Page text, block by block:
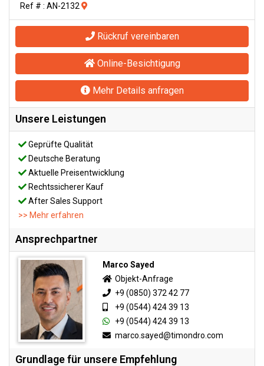
Ref # : AN-2132
Rückruf vereinbaren
Online-Besichtigung
Mehr Details anfragen
Unsere Leistungen
Geprüfte Qualität
Deutsche Beratung
Aktuelle Preisentwicklung
Rechtssicherer Kauf
After Sales Support
>> Mehr erfahren
Ansprechpartner
Marco Sayed
Objekt-Anfrage
+9 (0850) 372 42 77
+9 (0544) 424 39 13
+9 (0544) 424 39 13
marco.sayed@timondro.com
Grundlage für unsere Empfehlung